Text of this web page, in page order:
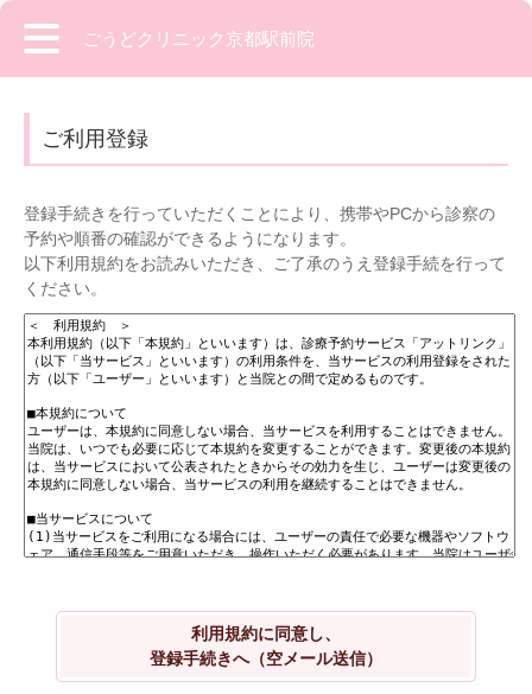
ごうどクリニック京都駅前院
ご利用登録
登録手続きを行っていただくことにより、携帯やPCから診察の
予約や順番の確認ができるようになります。
以下利用規約をお読みいただき、ご了承のうえ登録手続を行って
ください。
利用規約に同意し、
登録手続きへ（空メール送信）